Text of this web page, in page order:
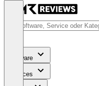
Software
Services